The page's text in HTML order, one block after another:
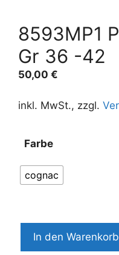
8593MP1
Gr 36 -42
50,00 €
inkl. MwSt., zzgl.
Farbe
cognac
8593MP1
In den Warenkorb